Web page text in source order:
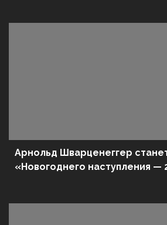
Арнольд Шварценеггер
«Новогоднего наступления —